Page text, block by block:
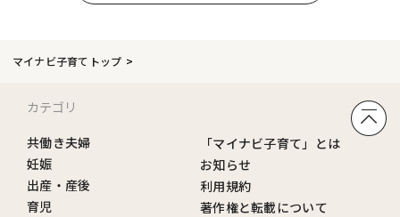
マイナビ子育てトップ
カテゴリ
共働き夫婦
妊娠
出産・産後
育児
「マイナビ子育て」とは
お知らせ
利用規約
著作権と転載について